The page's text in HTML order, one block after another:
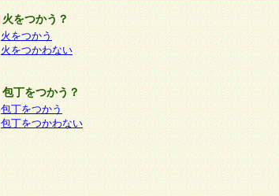
火をつかう？
火をつかう
火をつかわない
包丁をつかう？
包丁をつかう
包丁をつかわない